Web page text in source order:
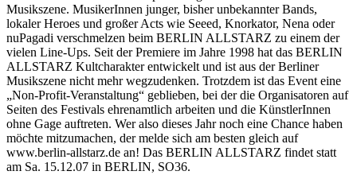
Musikszene. MusikerInnen junger, bisher unbekannter Bands,
lokaler Heroes und großer Acts wie Seeed, Knorkator, Nena oder
nuPagadi verschmelzen beim BERLIN ALLSTARZ zu einem der
vielen Line-Ups. Seit der Premiere im Jahre 1998 hat das BERLIN
ALLSTARZ Kultcharakter entwickelt und ist aus der Berliner
Musikszene nicht mehr wegzudenken. Trotzdem ist das Event eine
„Non-Profit-Veranstaltung“ geblieben, bei der die Organisatoren auf
Seiten des Festivals ehrenamtlich arbeiten und die KünstlerInnen
ohne Gage auftreten. Wer also dieses Jahr noch eine Chance haben
möchte mitzumachen, der melde sich am besten gleich auf
www.berlin-allstarz.de an! Das BERLIN ALLSTARZ findet statt
am Sa. 15.12.07 in BERLIN, SO36.